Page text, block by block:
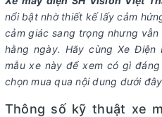
nổi bật nhờ thiết kế lấy cảm
cảm giác sang trọng nhưng
hằng ngày. Hãy cùng Xe
mẫu xe này để xem có gì
chọn mua qua nội dung dưới
Thông số kỹ thuật xe